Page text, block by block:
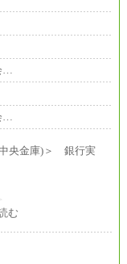
手当含まず
当社規定により確
…
…
央金庫)＞ 銀行実
む